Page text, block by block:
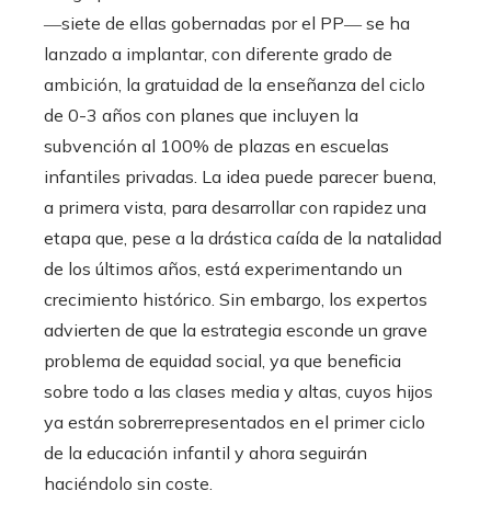
―siete de ellas gobernadas por el PP― se ha
lanzado a implantar, con diferente grado de
ambición, la gratuidad de la enseñanza del ciclo
de 0-3 años con planes que incluyen la
subvención al 100% de plazas en escuelas
infantiles privadas. La idea puede parecer buena,
a primera vista, para desarrollar con rapidez una
etapa que, pese a la drástica caída de la natalidad
de los últimos años, está experimentando un
crecimiento histórico. Sin embargo, los expertos
advierten de que la estrategia esconde un grave
problema de equidad social, ya que beneficia
sobre todo a las clases media y altas, cuyos hijos
ya están sobrerrepresentados en el primer ciclo
de la educación infantil y ahora seguirán
haciéndolo sin coste.